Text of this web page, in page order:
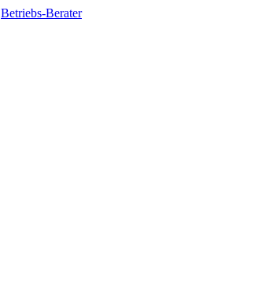
Betriebs-Berater